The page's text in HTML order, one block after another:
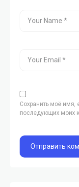
Сохранить моё имя,
последующих моих